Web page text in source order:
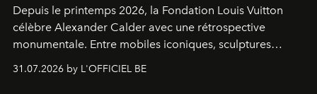
Depuis le printemps 2026, la Fondation Louis Vuitton
célèbre Alexander Calder avec une rétrospective
monumentale. Entre mobiles iconiques, sculptures
américain investit les espaces imaginés par Frank Gehry
31.07.2026 by L'OFFICIEL BE